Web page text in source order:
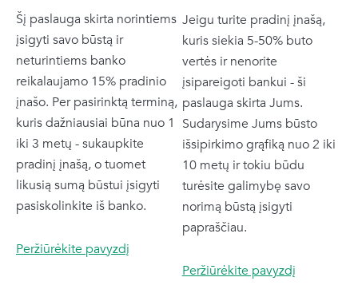
Šį paslauga skirta norintiems
įsigyti savo būstą ir
neturintiems banko
reikalaujamo 15% pradinio
įnašo. Per pasirinktą terminą,
kuris dažniausiai būna nuo 1
iki 3 metų - sukaupkite
pradinį įnašą, o tuomet
likusią sumą būstui įsigyti
pasiskolinkite iš banko.
Peržiūrėkite pavyzdį
Jeigu turite pradinį įnašą,
kuris siekia 5-50% buto
vertės ir nenorite
įsipareigoti bankui - ši
paslauga skirta Jums.
Sudarysime Jums būsto
išsipirkimo grąfiką nuo 2 iki
10 metų ir tokiu būdu
turėsite galimybę savo
norimą būstą įsigyti
papraščiau.
Peržiūrėkite pavyzdį